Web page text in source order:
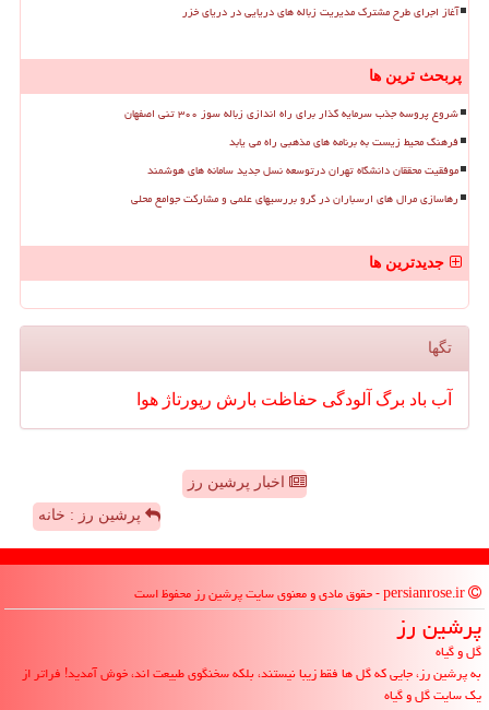
آغاز اجرای طرح مشترک مدیریت زباله های دریایی در دریای خزر
پربحث ترین ها
شروع پروسه جذب سرمایه گذار برای راه اندازی زباله سوز ۳۰۰ تنی اصفهان
فرهنگ محیط زیست به برنامه های مذهبی راه می یابد
موفقیت محققان دانشگاه تهران درتوسعه نسل جدید سامانه های هوشمند
رهاسازی مرال های ارسباران در گرو بررسیهای علمی و مشارکت جوامع محلی
جدیدترین ها
تگها
آب باد برگ آلودگی حفاظت بارش رپورتاژ هوا
اخبار پرشین رز
پرشین رز : خانه
پرشین رز
گل و گیاه
به پرشین رز، جایی که گل ها فقط زیبا نیستند، بلکه سخنگوی طبیعت اند، خوش آمدید! فراتر از
یک سایت گل و گیاه